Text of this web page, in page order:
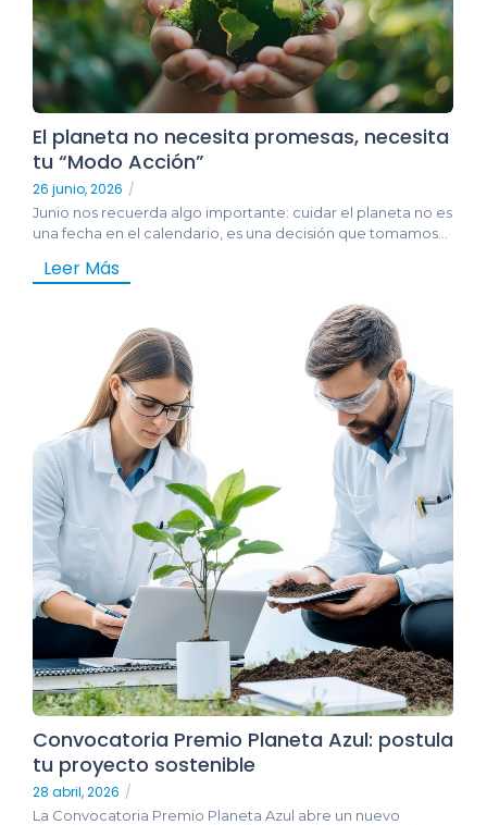
El planeta no necesita promesas, necesita
tu “Modo Acción”
26 junio, 2026 /
Junio nos recuerda algo importante: cuidar el planeta no es
una fecha en el calendario, es una decisión que tomamos...
Leer Más
Convocatoria Premio Planeta Azul: postula
tu proyecto sostenible
28 abril, 2026 /
La Convocatoria Premio Planeta Azul abre un nuevo